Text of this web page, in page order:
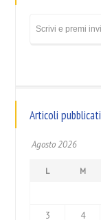
Articoli pubblicati
Agosto 2026
L M
3
4